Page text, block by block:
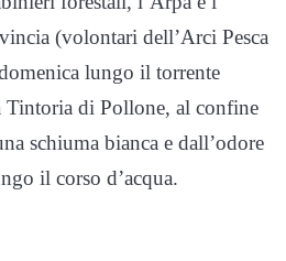
(volontari dell’Arci Pesca
lungo il torrente
Tintoria di Pollone, al confine
schiuma bianca e dall’odore
il corso d’acqua.